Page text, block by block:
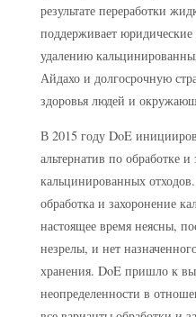
результате переработки
поддерживает юридические
удалению
Айдахо и долгосрочную
здоровья людей и
В 2015 году DoE
альтернатив по обработке
кальцинированных
обработка и захоронение
настоящее время неясны,
незрелы, и нет
хранения. DoE пришло к
неопределенности в